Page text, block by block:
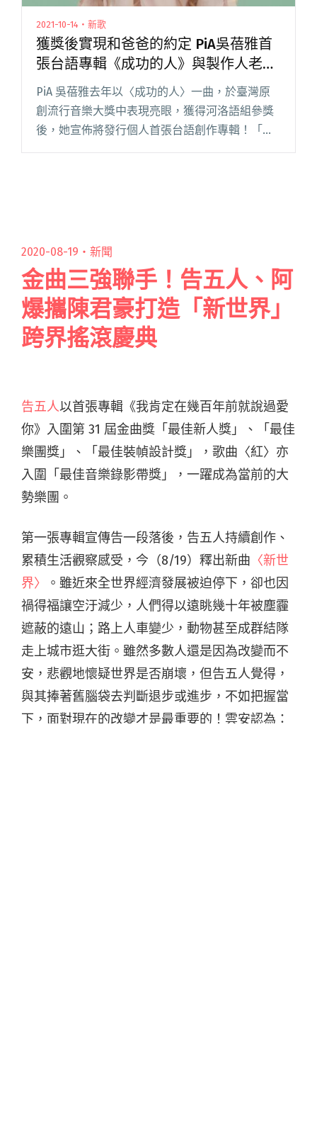
2021-10-14・新歌
獲獎後實現和爸爸的約定 PiA吳蓓雅首
張台語專輯《成功的人》與製作人老公
M.A.T.H攜手完成
PiA 吳蓓雅去年以〈成功的人〉一曲，於臺灣原
創流行音樂大獎中表現亮眼，獲得河洛語組參獎
後，她宣佈將發行個人首張台語創作專輯！「其
2020-08-19・ 新聞
金曲三強聯手！告五人、阿
爆攜陳君豪打造「新世界」
跨界搖滾慶典
告五人以首張專輯《我肯定在幾百年前就說過愛
你》入圍第 31 屆金曲獎「最佳新人獎」、「最佳
樂團獎」、「最佳裝幀設計獎」，歌曲〈紅〉亦
入圍「最佳音樂錄影帶獎」，一躍成為當前的大
勢樂團。
第一張專輯宣傳告一段落後，告五人持續創作、
累積生活觀察感受，今（8/19）釋出新曲 〈新世
界〉
。雖近來全世界經濟發展被迫停下，卻也因
禍得福讓空汙減少，人們得以遠眺幾十年被塵霾
遮蔽的遠山；路上人車變少，動物甚至成群結隊
走上城市逛大街。雖然多數人還是因為改變而不
安，悲觀地懷疑世界是否崩壞，但告五人覺得，
與其捧著舊腦袋去判斷退步或進步，不如把握當
下，面對現在的改變才是最重要的！雲安認為：